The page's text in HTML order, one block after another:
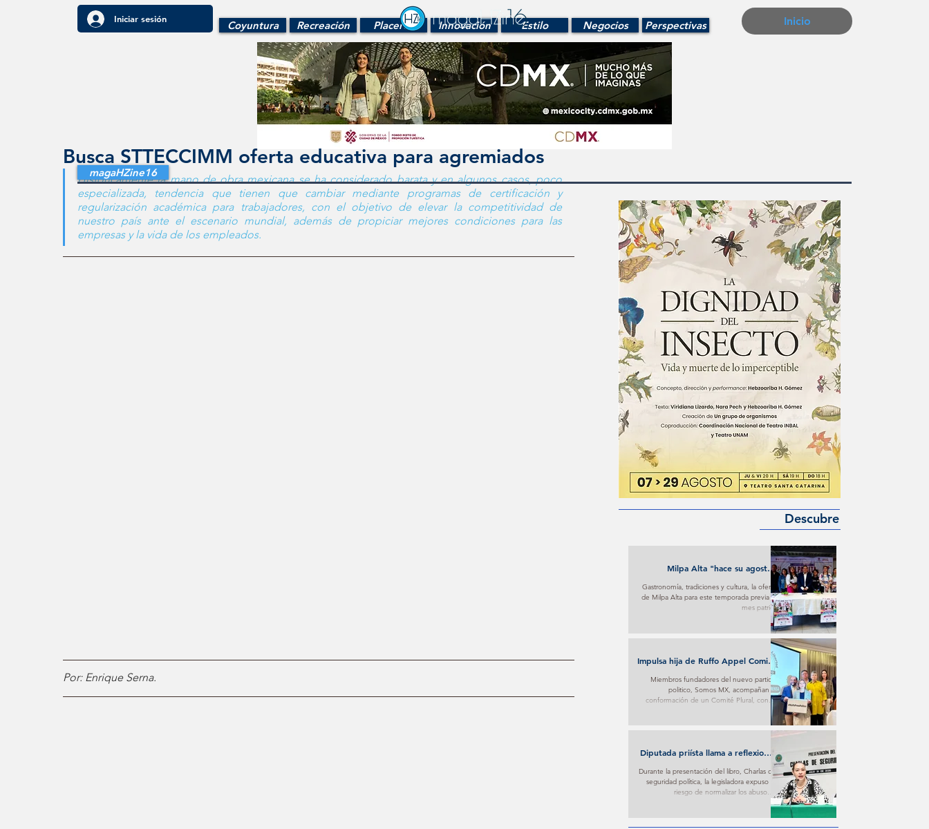
Iniciar sesión Coyuntura Recreación Placeres Innovación Estilo Negocios Perspectivas Inicio
Busca STTECCIMM oferta educativa para agremiados
Históricamente la mano de obra mexicana se ha considerado barata y en algunos casos, poco
especializada, tendencia que tienen que cambiar mediante programas de certificación y
regularización académica para trabajadores, con el objetivo de elevar la competitividad de
nuestro país ante el escenario mundial, además de propiciar mejores condiciones para las
empresas y la vida de los empleados.
Por: Enrique Serna.
magaHZine16
Milpa Alta "hace su agosto"
Gastronomía, tradiciones y cultura, la oferta
de Milpa Alta para este temporada previa al
mes patrio.
Impulsa hija de Ruffo Appel Comité
en su defensa con respaldo de
fundadores de Somos MX
Miembros fundadores del nuevo partido
politico, Somos MX, acompañan la
conformación de un Comité Plural, con el
que buscan ejercer presión para conseguir
trato digno contra lo que consideran materia
de persecución.
Diputada priísta llama a reflexionar
sobre imposiciones oficialistas
Durante la presentación del libro, Charlas de
seguridad política, la legisladora expuso el
riesgo de normalizar los abusos e
imposiciones oficialistas.
Descubre